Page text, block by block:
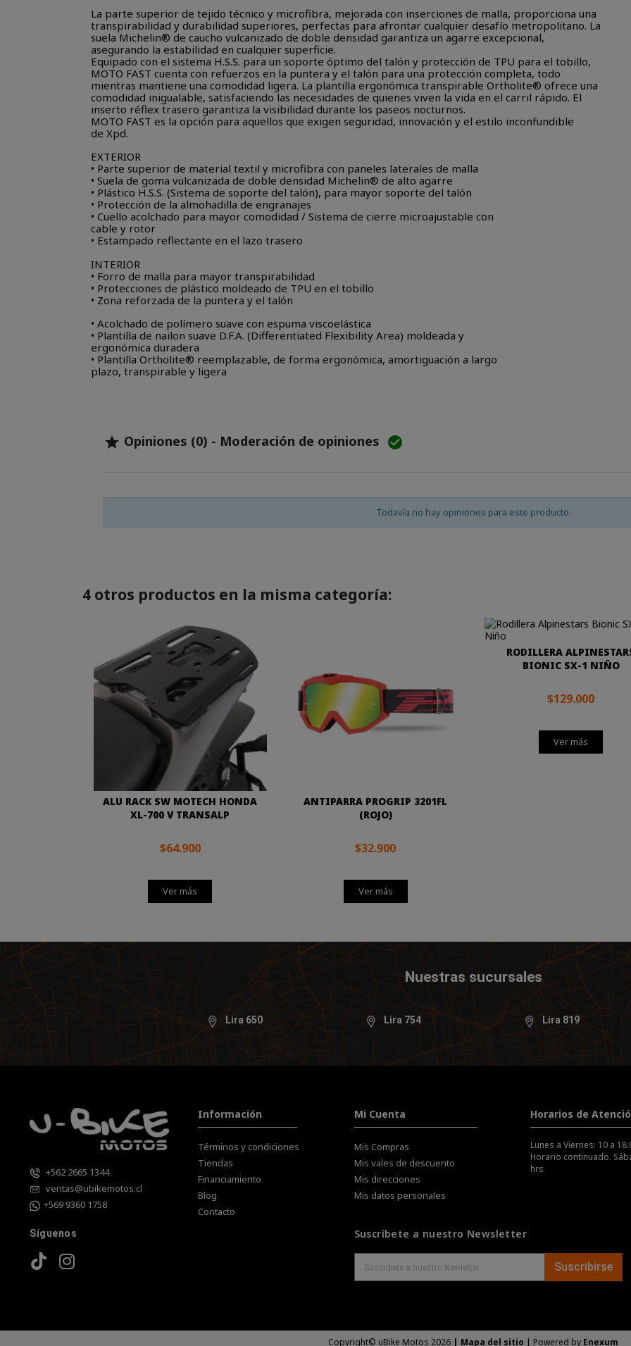
La parte superior de tejido técnico y microfibra, mejorada con inserciones de malla, proporciona una
transpirabilidad y durabilidad superiores, perfectas para afrontar cualquier desafío metropolitano. La
suela Michelin® de caucho vulcanizado de doble densidad garantiza un agarre excepcional,
asegurando la estabilidad en cualquier superficie.
Equipado con el sistema H.S.S. para un soporte óptimo del talón y protección de TPU para el tobillo,
MOTO FAST cuenta con refuerzos en la puntera y el talón para una protección completa, todo
mientras mantiene una comodidad ligera. La plantilla ergonómica transpirable Ortholite® ofrece una
comodidad inigualable, satisfaciendo las necesidades de quienes viven la vida en el carril rápido. El
inserto réflex trasero garantiza la visibilidad durante los paseos nocturnos.
MOTO FAST es la opción para aquellos que exigen seguridad, innovación y el estilo inconfundible
de Xpd.
EXTERIOR
• Parte superior de material textil y microfibra con paneles laterales de malla
• Suela de goma vulcanizada de doble densidad Michelin® de alto agarre
• Plástico H.S.S. (Sistema de soporte del talón), para mayor soporte del talón
• Protección de la almohadilla de engranajes
• Cuello acolchado para mayor comodidad / Sistema de cierre microajustable con
cable y rotor
• Estampado reflectante en el lazo trasero
INTERIOR
• Forro de malla para mayor transpirabilidad
• Protecciones de plástico moldeado de TPU en el tobillo
• Zona reforzada de la puntera y el talón
• Acolchado de polímero suave con espuma viscoelástica
• Plantilla de nailon suave D.F.A. (Differentiated Flexibility Area) moldeada y
ergonómica duradera
• Plantilla Ortholite® reemplazable, de forma ergonómica, amortiguación a largo
plazo, transpirable y ligera
 Opiniones (0) - Moderación de opiniones 
Todavía no hay opiniones para este producto.
4 otros productos en la misma categoría:
ALU RACK SW MOTECH HONDA
XL-700 V TRANSALP
$64.900
Ver más
ANTIPARRA PROGRIP 3201FL
(ROJO)
$32.900
Ver más
RODILLERA
BIONIC SX-1 NIÑO
$129.000
Ver más
Nuestras sucursales
Lira 650 Lira 754 Lira 819
+562 2665 1344
ventas@ubikemotos.cl
+569 9360 1758
Síguenos
Información
Términos y condiciones
Tiendas
Financiamiento
Blog
Contacto
Mi Cuenta
Mis Compras
Mis vales de descuento
Mis direcciones
Mis datos personales
Horarios de
Lunes a Viernes: 10 a
Horario continuado.
hrs
Suscríbete a nuestro Newsletter
Suscribirse
Copyright© uBike Motos 2026 | Mapa del sitio | Powered by Enexum